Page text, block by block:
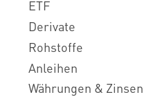
ETF
Derivate
Rohstoffe
Anleihen
Währungen & Zinsen